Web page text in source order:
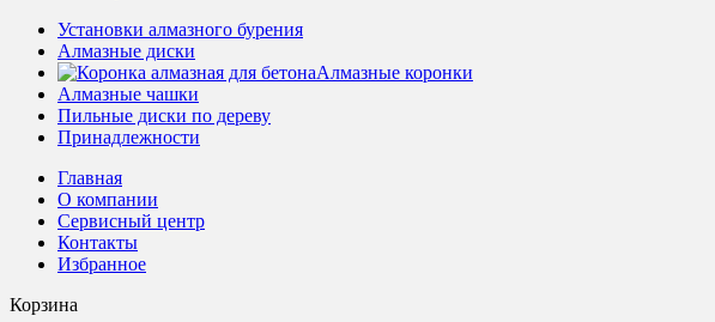
Установки алмазного бурения
Алмазные диски
Алмазные коронки
Алмазные чашки
Пильные диски по дереву
Принадлежности
Главная
О компании
Сервисный центр
Контакты
Избранное
Корзина